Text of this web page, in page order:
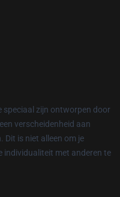
speciaal zijn ontworpen door
verscheidenheid aan
Dit is niet alleen om je
individualiteit met anderen te